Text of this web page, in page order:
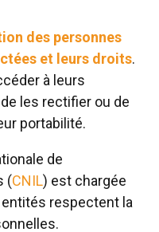
des personnes
et leurs droits.
à leurs
les rectifier ou de
portabilité.
de
(CNIL) est chargée
respectent la